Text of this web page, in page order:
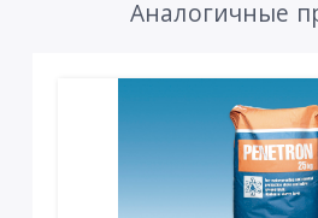
Аналогичные